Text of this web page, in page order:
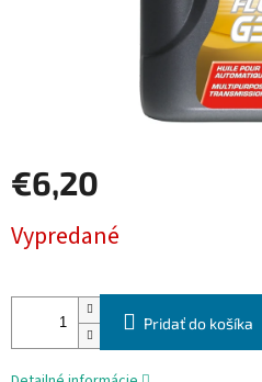
€6,20
cena:
Vypredané
Pridať do košíka